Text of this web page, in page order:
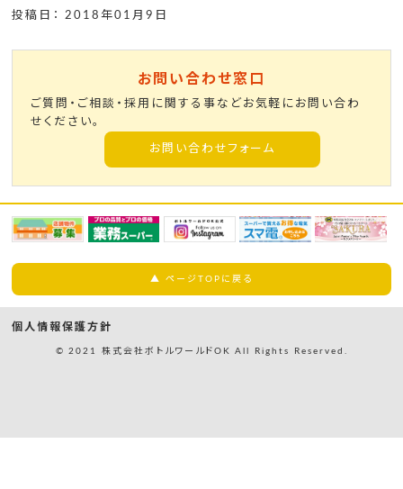
投稿日： 2018年01月9日
お問い合わせ窓口
ご質問・ご相談・採用に関する事などお気軽にお問い合わ
せください。
お問い合わせフォーム
▲ ページTOPに戻る
個人情報保護方針
© 2021 株式会社ボトルワールドOK All Rights Reserved.